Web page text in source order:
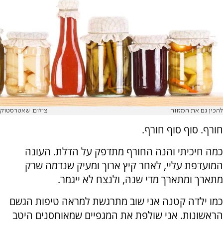
להכין גם את המזווה צילום: שאטרסטוק
חורף. סוף סוף חורף.
כמה חיכיתי והנה החורף מתדפק על הדלת. העונה
המועדפת עליי, לאחר קיץ ארוך ומעיק שנדמה שרק
מתארך ומתארך מדי שנה, ולנצח לא ייגמר.
כמו ילדה קטנה אני שוב מתרגשת למראה טיפות הגשם
הראשונות. אני שולפת את המגפיים שמאוחסנים היטב